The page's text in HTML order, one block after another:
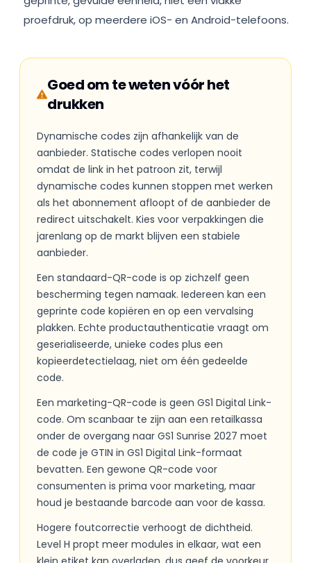
proefdruk, op meerdere iOS- en Android-telefoons.
Goed om te weten vóór het
drukken
Dynamische codes zijn afhankelijk van de
aanbieder. Statische codes verlopen nooit
omdat de link in het patroon zit, terwijl
dynamische codes kunnen stoppen met werken
als het abonnement afloopt of de aanbieder de
redirect uitschakelt. Kies voor verpakkingen die
jarenlang op de markt blijven een stabiele
aanbieder.
Een standaard-QR-code is op zichzelf geen
bescherming tegen namaak. Iedereen kan een
geprinte code kopiëren en op een vervalsing
plakken. Echte productauthenticatie vraagt om
geserialiseerde, unieke codes plus een
kopieerdetectielaag, niet om één gedeelde
code.
Een marketing-QR-code is geen GS1 Digital Link-
code. Om scanbaar te zijn aan een retailkassa
onder de overgang naar GS1 Sunrise 2027 moet
de code je GTIN in GS1 Digital Link-formaat
bevatten. Een gewone QR-code voor
consumenten is prima voor marketing, maar
houd je bestaande barcode aan voor de kassa.
Hogere foutcorrectie verhoogt de dichtheid.
Level H propt meer modules in elkaar, wat een